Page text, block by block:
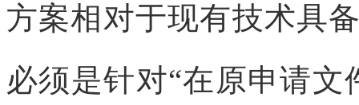
方案相对于现有技术具
必须是针对“在原申请